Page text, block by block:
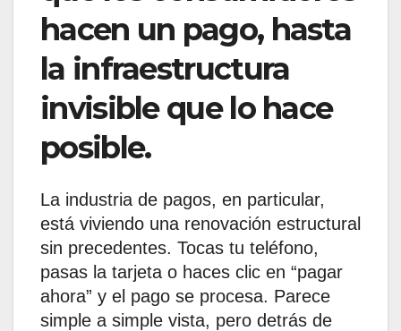
hacen un pago, hasta
la infraestructura
invisible que lo hace
posible.
La industria de pagos, en particular,
está viviendo una renovación estructural
sin precedentes. Tocas tu teléfono,
pasas la tarjeta o haces clic en “pagar
ahora” y el pago se procesa. Parece
simple a simple vista, pero detrás de